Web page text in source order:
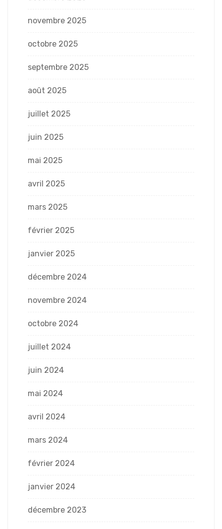
novembre 2025
octobre 2025
septembre 2025
août 2025
juillet 2025
juin 2025
mai 2025
avril 2025
mars 2025
février 2025
janvier 2025
décembre 2024
novembre 2024
octobre 2024
juillet 2024
juin 2024
mai 2024
avril 2024
mars 2024
février 2024
janvier 2024
décembre 2023